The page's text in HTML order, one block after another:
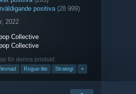
positiva (28 999)
2022
Collective
Collective
för denna produkt:
Rogue-lite Strategi +